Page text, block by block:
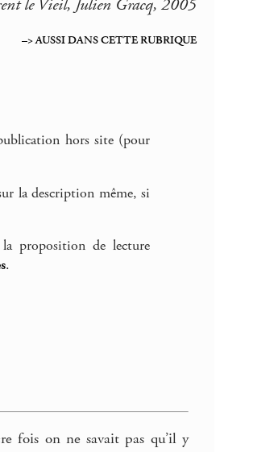
le Vieil, Julien Gracq, 2005
–> AUSSI DANS CETTE RUBRIQUE
hors site (pour
la description même, si
proposition de lecture
.
fois on ne savait pas qu’il y